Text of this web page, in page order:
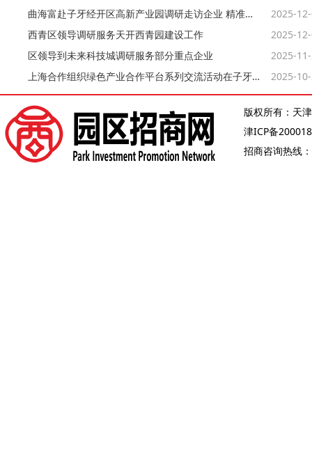
曲海富赴子牙经开区高新产业园调研走访企业 精准服务问需施策
2025-
西青区领导调研服务天开西青园建设工作
2025-
区领导到未来科技城调研服务部分重点企业
2025-
上海合作组织绿色产业合作平台系列交流活动在子牙开发区举行
2025-
版权所有：天
津ICP备
招商咨询热线：